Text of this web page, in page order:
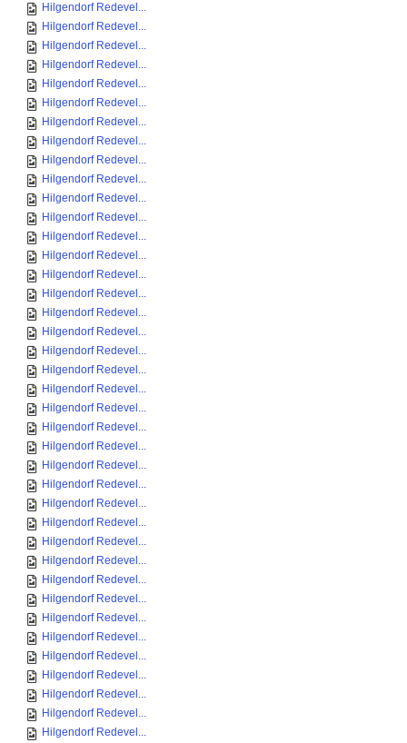
Hilgendorf Redevel...
Hilgendorf Redevel...
Hilgendorf Redevel...
Hilgendorf Redevel...
Hilgendorf Redevel...
Hilgendorf Redevel...
Hilgendorf Redevel...
Hilgendorf Redevel...
Hilgendorf Redevel...
Hilgendorf Redevel...
Hilgendorf Redevel...
Hilgendorf Redevel...
Hilgendorf Redevel...
Hilgendorf Redevel...
Hilgendorf Redevel...
Hilgendorf Redevel...
Hilgendorf Redevel...
Hilgendorf Redevel...
Hilgendorf Redevel...
Hilgendorf Redevel...
Hilgendorf Redevel...
Hilgendorf Redevel...
Hilgendorf Redevel...
Hilgendorf Redevel...
Hilgendorf Redevel...
Hilgendorf Redevel...
Hilgendorf Redevel...
Hilgendorf Redevel...
Hilgendorf Redevel...
Hilgendorf Redevel...
Hilgendorf Redevel...
Hilgendorf Redevel...
Hilgendorf Redevel...
Hilgendorf Redevel...
Hilgendorf Redevel...
Hilgendorf Redevel...
Hilgendorf Redevel...
Hilgendorf Redevel...
Hilgendorf Redevel...